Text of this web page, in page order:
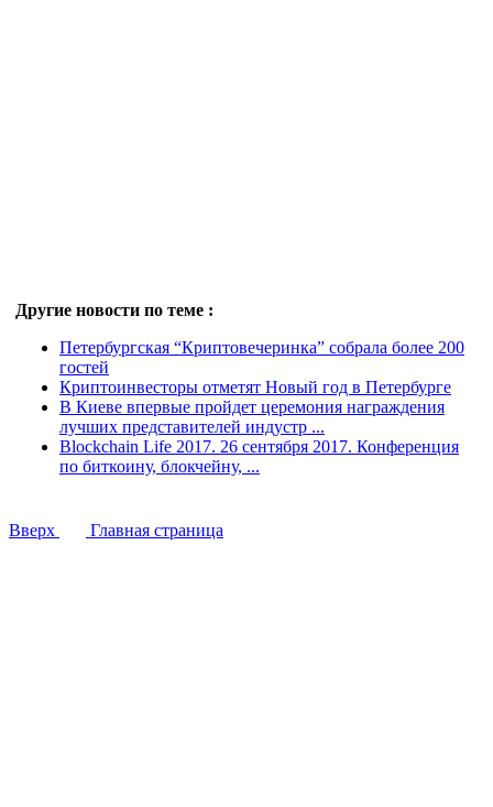
Другие новости по теме :
Петербургская “Криптовечеринка” собрала более 200
гостей
Криптоинвесторы отметят Новый год в Петербурге
В Киеве впервые пройдет церемония награждения
лучших представителей индустр ...
Blockchain Life 2017. 26 сентября 2017. Конференция
по биткоину, блокчейну, ...
Вверх Главная страница